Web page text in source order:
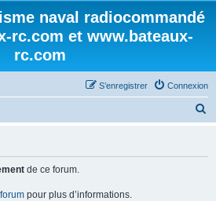
naval radiocommandé
rc.com et www.bateaux-
rc.com
Connexion
S’enregistrer
de ce forum.
pour plus d’informations.